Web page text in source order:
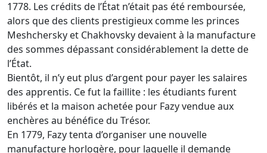
1778. Les crédits de l’État n’était pas été remboursée,
alors que des clients prestigieux comme les princes
Meshchersky et Chakhovsky devaient à la manufacture
des sommes dépassant considérablement la dette de
l’État.
Bientôt, il n’y eut plus d’argent pour payer les salaires
des apprentis. Ce fut la faillite : les étudiants furent
libérés et la maison achetée pour Fazy vendue aux
enchères au bénéfice du Trésor.
En 1779, Fazy tenta d’organiser une nouvelle
manufacture horlogère, pour laquelle il demande